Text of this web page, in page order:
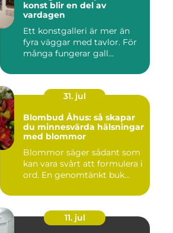
konst blir en del av
vardagen
Ett konstgalleri är mer än
fyra väggar med tavlor. För
många fungerar gall...
31. jul
Blombud Åhus: så skapar
du minnesvärda hälsningar
med blommor
Blommor säger sådant som
kan vara svårt att formulera i
ord. En genomtänkt buk...
11. jul